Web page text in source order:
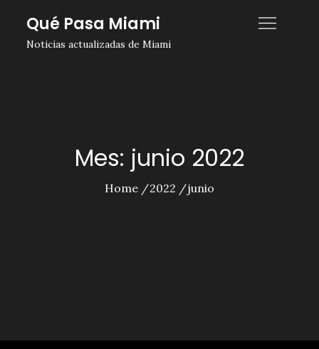
content
Qué Pasa Miami
Noticias actualizadas de Miami
Mes: junio 2022
Home 2022 junio